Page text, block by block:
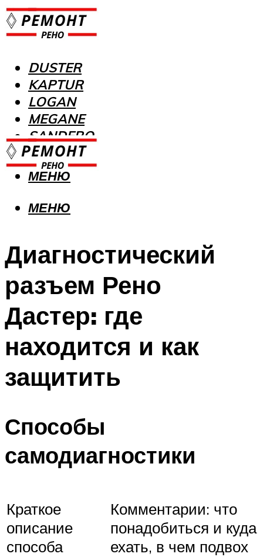
DUSTER
KAPTUR
LOGAN
MEGANE
SANDERO
МЕНЮ
МЕНЮ
Диагностический
разъем Рено
Дастер: где
находится и как
защитить
Способы
самодиагностики
Краткое
описание
способа
Комментарии: что
понадобиться и куда
ехать, в чем подвох